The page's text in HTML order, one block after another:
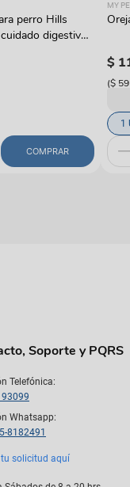
perro Hills
digestivo
COMPRAR
MY
$
($
1
Soporte y PQRS
Telefónica:
Whatsapp:
8182491
tu solicitud aquí